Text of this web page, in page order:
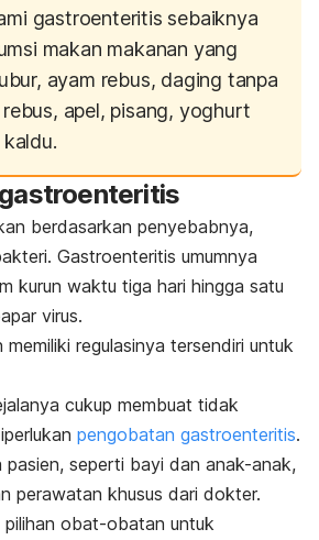
gastroenteritis sebaiknya
makan makanan yang
ayam rebus, daging tanpa
apel, pisang, yoghurt
berdasarkan penyebabnya,
Gastroenteritis umumnya
kurun waktu tiga hari hingga satu
virus.
memiliki regulasinya tersendiri untuk
cukup membuat tidak
pengobatan gastroenteritis.
pasien, seperti bayi dan anak-anak,
perawatan khusus dari dokter.
obat-obatan untuk